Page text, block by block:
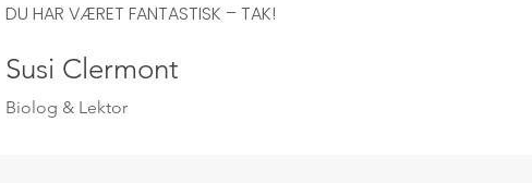
DU HAR VÆRET FANTASTISK – TAK!
Susi Clermont
Biolog & Lektor